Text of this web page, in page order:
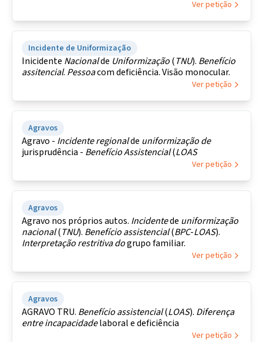
Ver petição
Incidente de Uniformização
Inicidente Nacionalde Uniformização(TNU). Benefício
assitencial. Pessoacom deficiência. Visão monocular.
Ver petição
Agravos
Agravo - Incidenteregionalde uniformizaçãode
jurisprudência - Benefício Assistencial(LOAS
Ver petição
Agravos
Agravo nos próprios autos. Incidentede uniformização
nacional(TNU). Benefício assistencial(BPC-LOAS).
Interpretaçãorestritivadogrupo familiar.
Ver petição
Agravos
AGRAVO TRU. Benefício assistencial(LOAS). Diferença
entreincapacidadelaboral e deficiência
Ver petição